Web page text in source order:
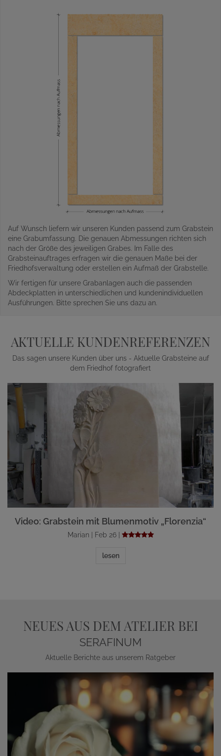
Auf Wunsch liefern wir unseren Kunden passend zum Grabstein
eine Grabumfassung. Die genauen Abmessungen richten sich
nach der Größe des jeweiligen Grabes. Im Falle des
Grabsteinauftrages erfragen wir die genauen Maße bei der
Friedhofsverwaltung oder erstellen ein Aufmaß der Grabstelle.
Wir fertigen für unsere Grabanlagen auch die passenden
Abdeckplatten in unterschiedlichen und kundenindividuellen
Ausführungen. Bitte sprechen Sie uns dazu an.
AKTUELLE KUNDENREFERENZEN
Das sagen unsere Kunden über uns - Aktuelle Grabsteine auf
dem Friedhof fotografiert
Video: Grabstein mit Blumenmotiv „Florenzia“
Marian | Feb 26 |
lesen
NEUES AUS DEM ATELIER BEI
SERAFINUM
Aktuelle Berichte aus unserem Ratgeber